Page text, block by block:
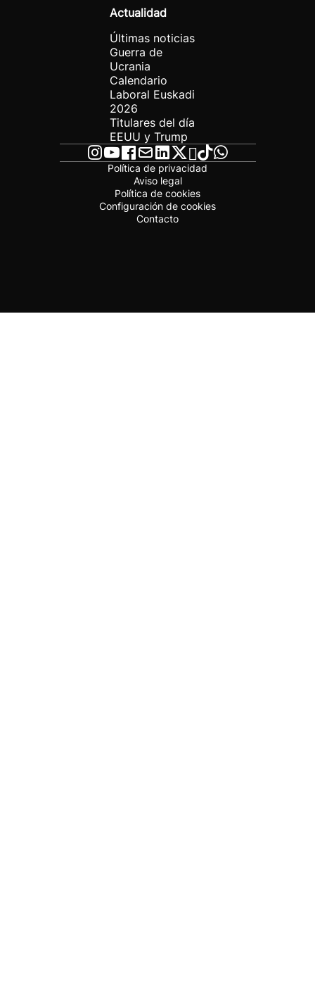
Actualidad
Últimas noticias
Guerra de
Ucrania
Calendario
Laboral Euskadi
2026
Titulares del día
EEUU y Trump
Política de privacidad
Aviso legal
Política de cookies
Configuración de cookies
Contacto